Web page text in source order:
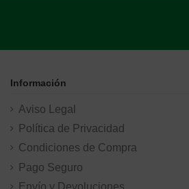
Información
Aviso Legal
Política de Privacidad
Condiciones de Compra
Pago Seguro